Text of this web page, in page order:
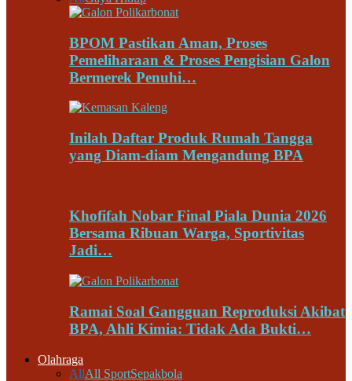
BPOM Pastikan Aman, Proses
Pemeliharaan & Proses Pengisian Galon
Bermerek Penuhi…
Inilah Daftar Produk Rumah Tangga
yang Diam-diam Mengandung BPA
Khofifah Nobar Final Piala Dunia 2026
Bersama Ribuan Warga, Sportivitas
Jadi…
Ramai Soal Gangguan Reproduksi Akibat
BPA, Ahli Kimia: Tidak Ada Bukti…
Olahraga
AllAll SportSepakbola